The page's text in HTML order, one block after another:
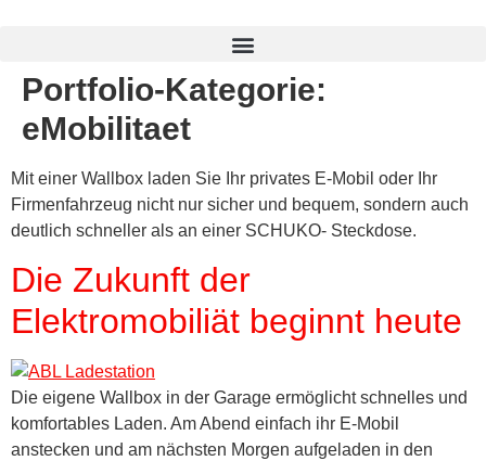
Portfolio-Kategorie:
eMobilitaet
Mit einer Wallbox laden Sie Ihr privates E-Mobil oder Ihr
Firmenfahrzeug nicht nur sicher und bequem, sondern auch
deutlich schneller als an einer SCHUKO- Steckdose.
Die Zukunft der
Elektromobiliät beginnt heute
Die eigene Wallbox in der Garage ermöglicht schnelles und
komfortables Laden. Am Abend einfach ihr E-Mobil
anstecken und am nächsten Morgen aufgeladen in den